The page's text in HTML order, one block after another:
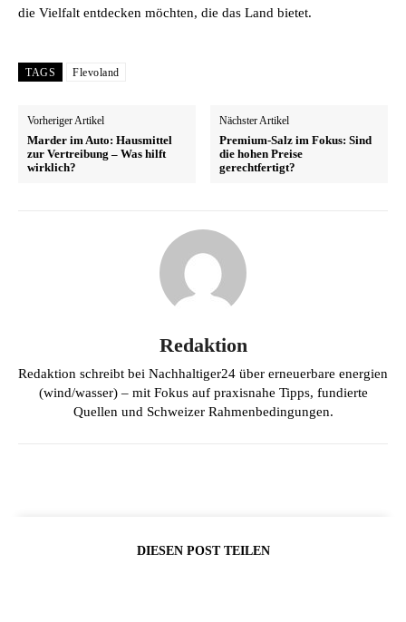
die Vielfalt entdecken möchten, die das Land bietet.
TAGS Flevoland
Vorheriger Artikel
Marder im Auto: Hausmittel
zur Vertreibung – Was hilft
wirklich?
Nächster Artikel
Premium-Salz im Fokus: Sind
die hohen Preise
gerechtfertigt?
Redaktion
Redaktion schreibt bei Nachhaltiger24 über erneuerbare energien
(wind/wasser) – mit Fokus auf praxisnahe Tipps, fundierte
Quellen und Schweizer Rahmenbedingungen.
DIESEN POST TEILEN